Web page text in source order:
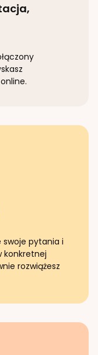
swoje pytania i
konkretnej
rozwiążesz